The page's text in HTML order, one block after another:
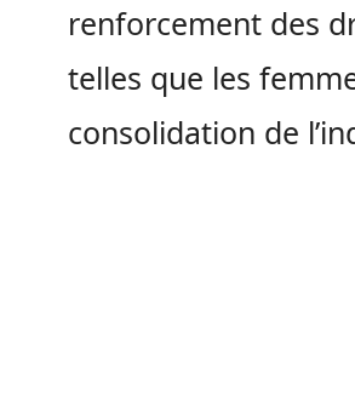
renforcement des
telles que les
consolidation de